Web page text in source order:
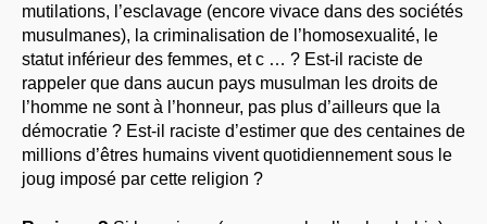
mutilations, l’esclavage (encore vivace dans des sociétés
musulmanes), la criminalisation de l’homosexualité, le
statut inférieur des femmes, et c … ? Est-il raciste de
rappeler que dans aucun pays musulman les droits de
l’homme ne sont à l’honneur, pas plus d’ailleurs que la
démocratie ? Est-il raciste d’estimer que des centaines de
millions d’êtres humains vivent quotidiennement sous le
joug imposé par cette religion ?